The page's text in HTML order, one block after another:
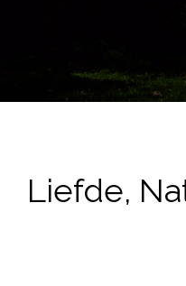
Liefde,